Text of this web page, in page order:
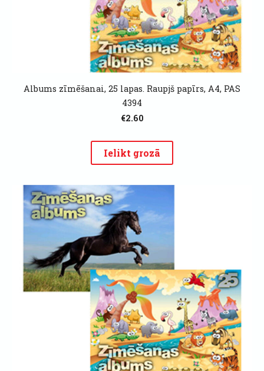
Albums zīmēšanai, 25 lapas. Raupjš papīrs, A4, PAS
4394
€2.60
Ielikt grozā